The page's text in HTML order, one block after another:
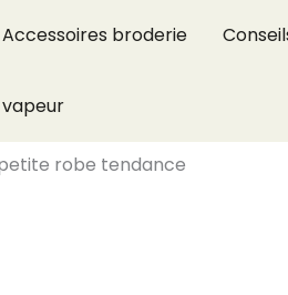
Accessoires broderie
petite robe tendance